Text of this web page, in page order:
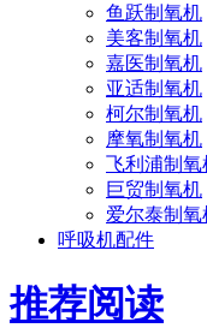
鱼跃制氧机
美客制氧机
嘉医制氧机
亚适制氧机
柯尔制氧机
摩氧制氧机
飞利浦制氧
巨贸制氧机
爱尔泰制氧
呼吸机配件
推荐阅读